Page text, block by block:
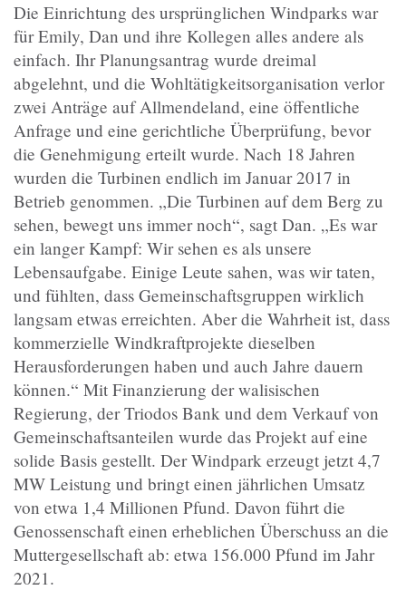
Die Einrichtung des ursprünglichen Windparks war
für Emily, Dan und ihre Kollegen alles andere als
einfach. Ihr Planungsantrag wurde dreimal
abgelehnt, und die Wohltätigkeitsorganisation verlor
zwei Anträge auf Allmendeland, eine öffentliche
Anfrage und eine gerichtliche Überprüfung, bevor
die Genehmigung erteilt wurde. Nach 18 Jahren
wurden die Turbinen endlich im Januar 2017 in
Betrieb genommen. „Die Turbinen auf dem Berg zu
sehen, bewegt uns immer noch“, sagt Dan. „Es war
ein langer Kampf: Wir sehen es als unsere
Lebensaufgabe. Einige Leute sahen, was wir taten,
und fühlten, dass Gemeinschaftsgruppen wirklich
langsam etwas erreichten. Aber die Wahrheit ist, dass
kommerzielle Windkraftprojekte dieselben
Herausforderungen haben und auch Jahre dauern
können.“ Mit Finanzierung der walisischen
Regierung, der Triodos Bank und dem Verkauf von
Gemeinschaftsanteilen wurde das Projekt auf eine
solide Basis gestellt. Der Windpark erzeugt jetzt 4,7
MW Leistung und bringt einen jährlichen Umsatz
von etwa 1,4 Millionen Pfund. Davon führt die
Genossenschaft einen erheblichen Überschuss an die
Muttergesellschaft ab: etwa 156.000 Pfund im Jahr
2021.